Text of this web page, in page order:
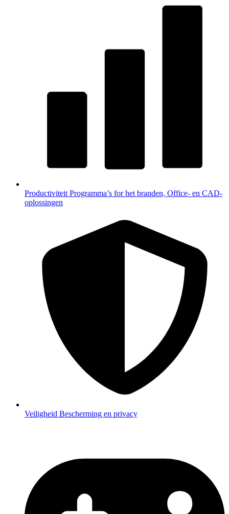
Productiviteit Programma’s for het branden, Office- en CAD-
oplossingen
Veiligheid Bescherming en privacy